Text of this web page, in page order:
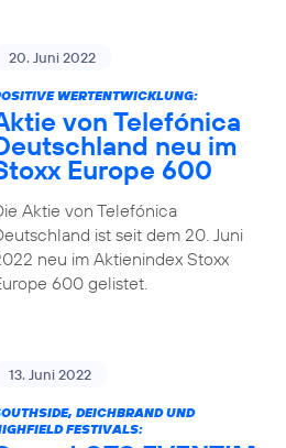
20. Juni 2022
WERTENTWICKLUNG:
von Telefónica
neu im
Europe 600
Aktie von Telefónica
ist seit dem 20. Juni
neu im Aktienindex Stoxx
600 gelistet.
13. Juni 2022
DEICHBRAND UND
FESTIVALS: